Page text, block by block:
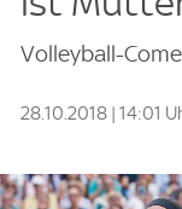
Volleyball-
28.10.2018 | 14:01